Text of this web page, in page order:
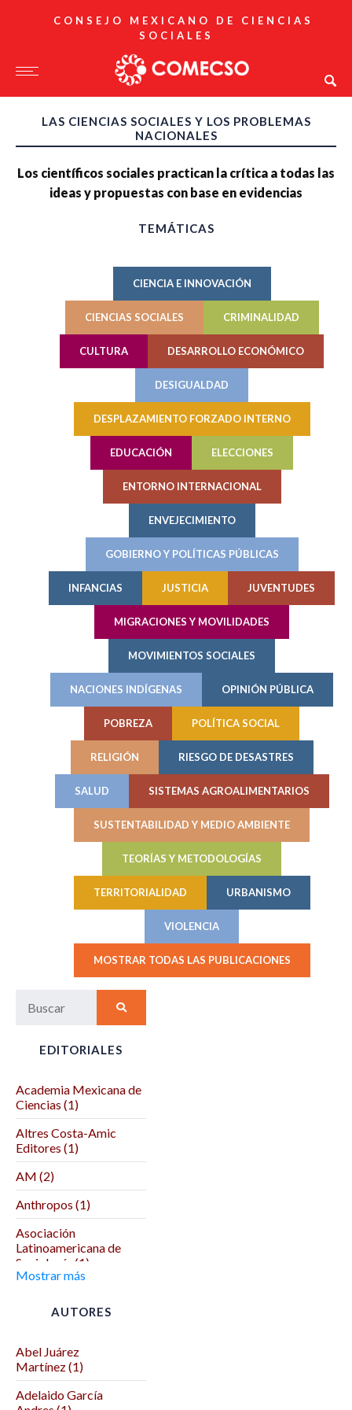
CONSEJO MEXICANO DE CIENCIAS
SOCIALES
LAS CIENCIAS SOCIALES Y LOS PROBLEMAS
NACIONALES
Los científicos sociales practican la crítica a todas las
ideas y propuestas con base en evidencias
TEMÁTICAS
CIENCIA E INNOVACIÓN
CIENCIAS SOCIALES CRIMINALIDAD
CULTURA DESARROLLO ECONÓMICO
DESIGUALDAD
DESPLAZAMIENTO FORZADO INTERNO
EDUCACIÓN ELECCIONES
ENTORNO INTERNACIONAL
ENVEJECIMIENTO
GOBIERNO Y POLÍTICAS PÚBLICAS
INFANCIAS JUSTICIA JUVENTUDES
MIGRACIONES Y MOVILIDADES
MOVIMIENTOS SOCIALES
NACIONES INDÍGENAS OPINIÓN PÚBLICA
POBREZA POLÍTICA SOCIAL
RELIGIÓN RIESGO DE DESASTRES
SALUD SISTEMAS AGROALIMENTARIOS
SUSTENTABILIDAD Y MEDIO AMBIENTE
TEORÍAS Y METODOLOGÍAS
TERRITORIALIDAD URBANISMO
VIOLENCIA
MOSTRAR TODAS LAS PUBLICACIONES
EDITORIALES
Academia Mexicana de
Ciencias (1)
Altres Costa-Amic
Editores (1)
AM (2)
Anthropos (1)
Asociación
Latinoamericana de
Sociología (1)
de Ciencias Políticas (1)
Benemérita Universidad
Autónoma de Puebla (2)
Benemérita y
Mostrar más
AUTORES
Abel Juárez
Martínez (1)
Adelaido García